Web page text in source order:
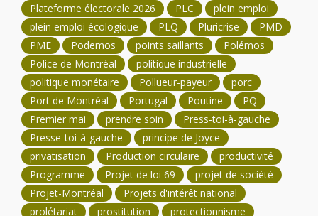
Plateforme électorale 2026
PLC
plein emploi
plein emploi écologique
PLQ Pluricrise
PMD
PME
Podemos points saillants
Polémos
Police de Montréal
politique industrielle
politique monétaire
Pollueur-payeur
porc
Port de Montréal
Portugal Poutine
PQ
Premier mai
prendre soin
Press-toi-à-gauche
Presse-toi-à-gauche
principe de Joyce
privatisation
Production circulaire
productivité
Programme
Projet de loi 69
projet de société
Projet-Montréal
Projets d'intérêt national
prolétariat
prostitution
protectionnisme